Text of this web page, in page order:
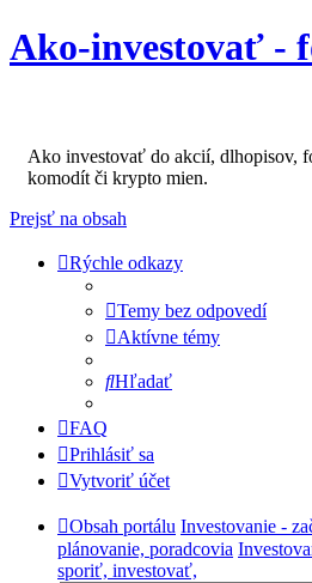
Ako-investovať -
Ako investovať do akcií, dlhopisov,
komodít či krypto mien.
Prejsť na obsah
Rýchle odkazy
Temy bez odpovedí
Aktívne témy
Hľadať
FAQ
Prihlásiť sa
Vytvoriť účet
Obsah portálu Investovanie -
plánovanie, poradcovia
sporiť, investovať,